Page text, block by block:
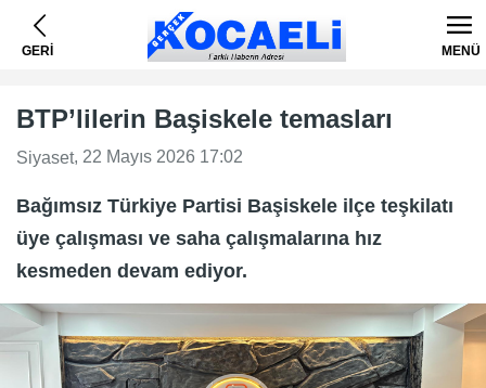
GERİ MENÜ
BTP’lilerin Başiskele temasları
Siyaset, 22 Mayıs 2026 17:02
Bağımsız Türkiye Partisi Başiskele ilçe teşkilatı
üye çalışması ve saha çalışmalarına hız
kesmeden devam ediyor.